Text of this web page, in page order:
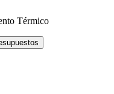
Térmico